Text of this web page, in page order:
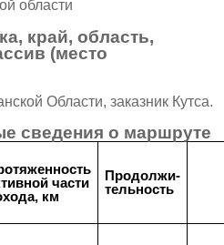
области
край, область,
(место
Области, заказник Кутса.
сведения о маршруте
части
км
Продолжи-
тельность